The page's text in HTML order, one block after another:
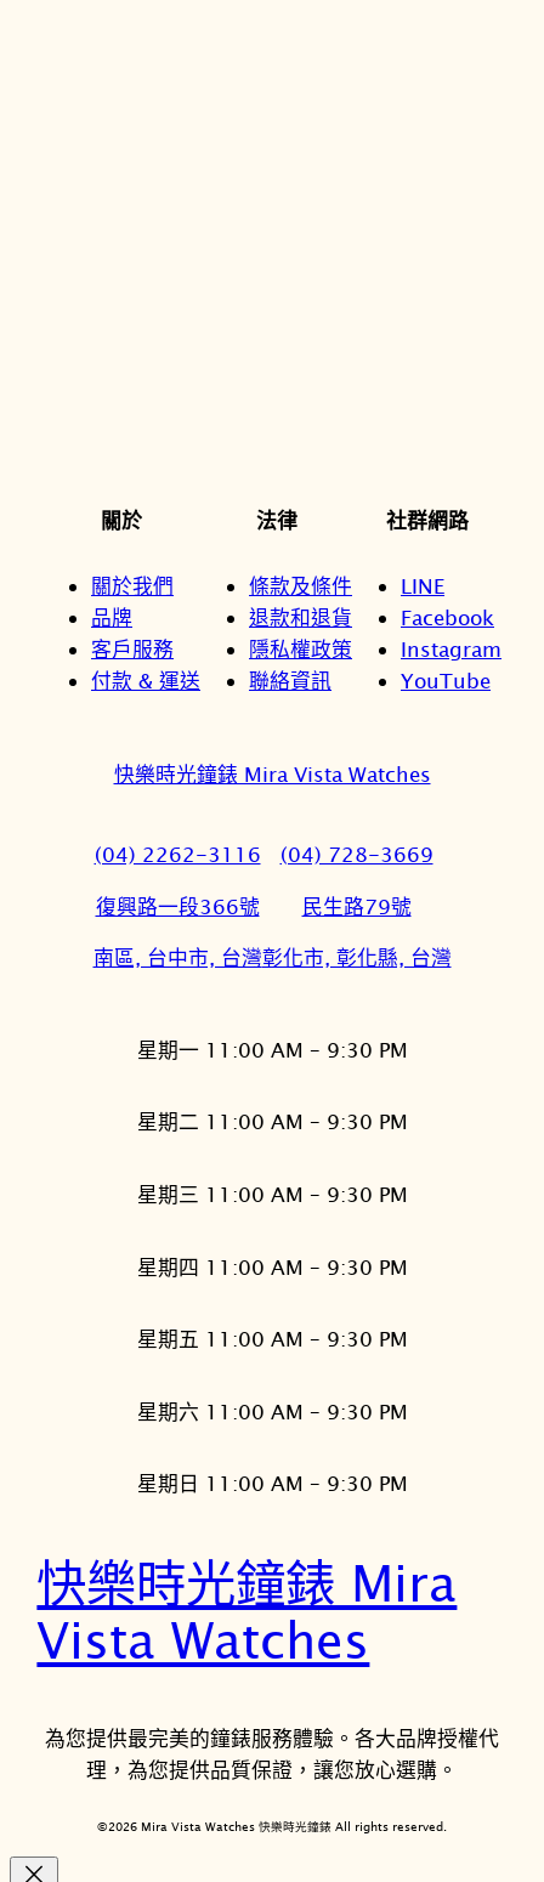
關於
關於我們
品牌
客戶服務
付款 & 運送
法律
條款及條件
退款和退貨
隱私權政策
聯絡資訊
社群網路
LINE
Facebook
Instagram
YouTube
快樂時光鐘錶 Mira Vista Watches
(04) 2262-3116
復興路一段366號
南區, 台中市, 台灣
(04) 728-3669
民生路79號
彰化市, 彰化縣, 台灣
星期一 11:00 AM – 9:30 PM
星期二 11:00 AM – 9:30 PM
星期三 11:00 AM – 9:30 PM
星期四 11:00 AM – 9:30 PM
星期五 11:00 AM – 9:30 PM
星期六 11:00 AM – 9:30 PM
星期日 11:00 AM – 9:30 PM
快樂時光鐘錶 Mira
Vista Watches
為您提供最完美的鐘錶服務體驗。各大品牌授權代
理，為您提供品質保證，讓您放心選購。
©2026 Mira Vista Watches 快樂時光鐘錶 All rights reserved.